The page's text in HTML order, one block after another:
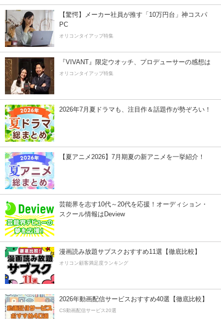
【驚愕】メーカー社員が推す「10万円台」神コスパ
PC
オリコンタイアップ特集
『VIVANT』限定ウオッチ、プロデューサーの感想は
オリコンタイアップ特集
2026年7月夏ドラマも、注目作＆話題作が勢ぞろい！
【夏アニメ2026】7月期夏の新アニメを一挙紹介！
芸能界を志す10代～20代を応援！オーディション・
スクール情報はDeview
漫画読み放題サブスクおすすめ11選【徹底比較】
オリコン顧客満足度ランキング
2026年動画配信サービスおすすめ40選【徹底比較】
CS動画配信サービス20選